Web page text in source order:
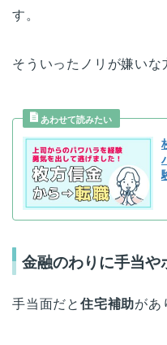
す。
そういったノリが嫌いな
金融のわりに手当や
手当面だと 住宅補助があ